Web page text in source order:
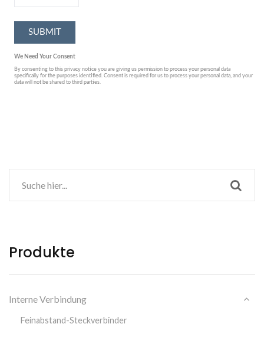
Produkte
Interne Verbindung
Feinabstand-Steckverbinder